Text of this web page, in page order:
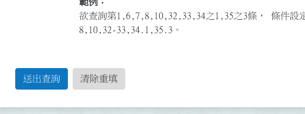
欲查詢第1,6,7,8,10,32,33,34之1,35之3條， 條件設
8,10,32-33,34.1,35.3。
送出查詢 清除重填